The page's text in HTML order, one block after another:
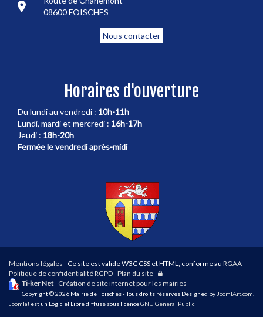
08600 FOISCHES
Nous contacter
Horaires d'ouverture
Du lundi au vendredi : 10h-11h
Lundi, mardi et mercredi : 16h-17h
Jeudi : 18h-20h
Fermée le vendredi après-midi
Mentions légales - Ce site est valide W3C CSS et HTML, conforme au RGAA-
Politique de confidentialité RGPD-Plan du site- Connexion
Ti-ker Net- Création de site internet pour les mairies
Copyright © 2026 Mairie de Foisches - Tous droits réservés Designed by JoomlArt.com
Joomla! est un Logiciel Libre diffusé sous licenceGNU General Public